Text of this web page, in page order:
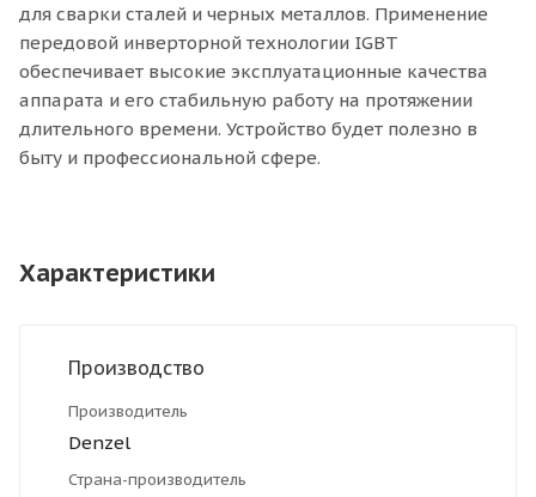
для сварки сталей и черных металлов. Применение
передовой инверторной технологии IGBT
обеспечивает высокие эксплуатационные качества
аппарата и его стабильную работу на протяжении
длительного времени. Устройство будет полезно в
быту и профессиональной сфере.
Характеристики
Производство
Производитель
Denzel
Страна-производитель